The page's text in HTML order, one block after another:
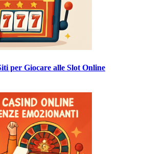
per Giocare alle Slot Online